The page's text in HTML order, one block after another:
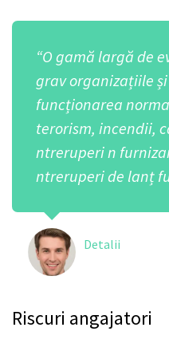
“O gamă largă de
grav organizațiile
funcționarea
terorism, incendii,
ntreruperi n
ntreruperi de lanț
Detalii
Riscuri angajatori